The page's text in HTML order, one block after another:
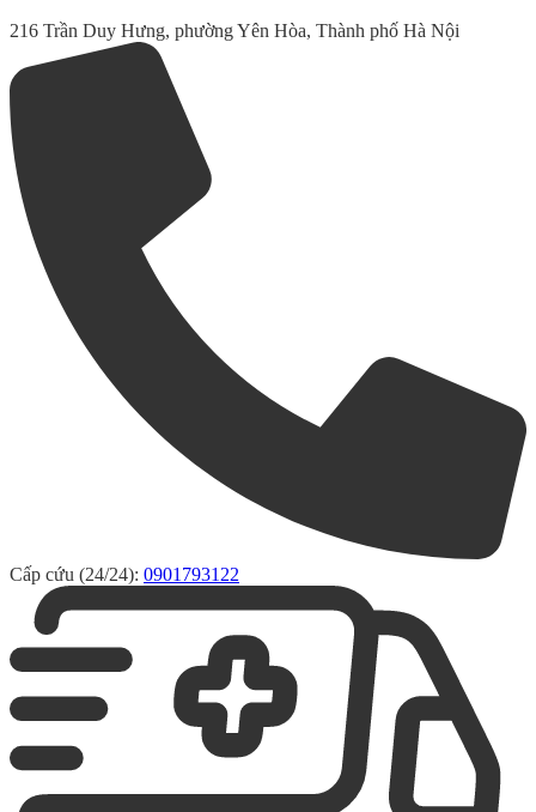
216 Trần Duy Hưng, phường Yên Hòa, Thành phố Hà Nội
Cấp cứu (24/24): 0901793122